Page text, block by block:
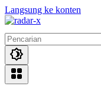
Langsung ke konten